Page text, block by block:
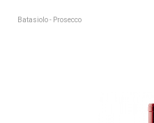
Batasiolo - Prosecco